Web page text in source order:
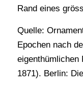
Rand eines
Quelle:
Epochen nach
eigenthümlichen
1871). Berlin: